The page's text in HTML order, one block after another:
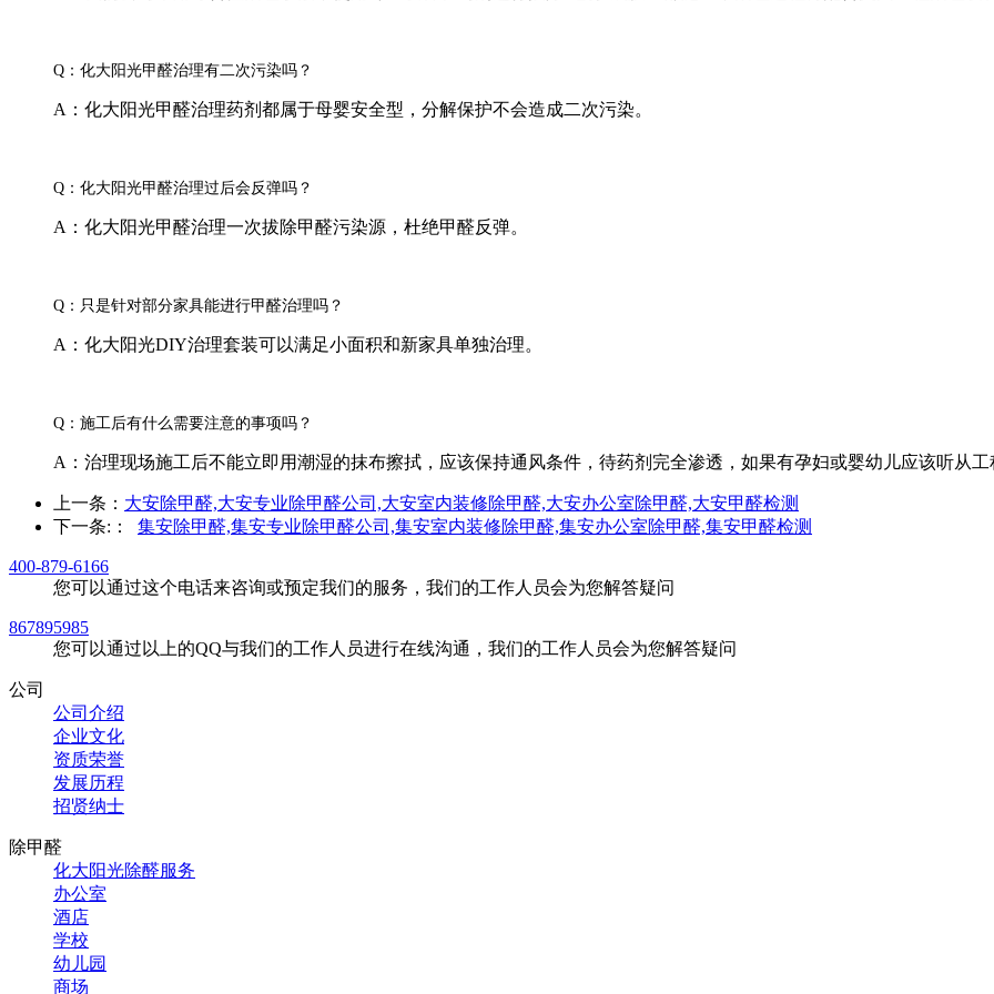
Q：化大阳光甲醛治理有二次污染吗？
A：化大阳光甲醛治理药剂都属于母婴安全型，分解保护不会造成二次污染。
Q：化大阳光甲醛治理过后会反弹吗？
A：化大阳光甲醛治理一次拔除甲醛污染源，杜绝甲醛反弹。
Q：只是针对部分家具能进行甲醛治理吗？
A：化大阳光DIY治理套装可以满足小面积和新家具单独治理。
Q：施工后有什么需要注意的事项吗？
A：治理现场施工后不能立即用潮湿的抹布擦拭，应该保持通风条件，待药剂完全渗透，如果有孕妇或婴幼儿应该听从工
上一条： 大安除甲醛,大安专业除甲醛公司,大安室内装修除甲醛,大安办公室除甲醛,大安甲醛检测
下一条: ： 集安除甲醛,集安专业除甲醛公司,集安室内装修除甲醛,集安办公室除甲醛,集安甲醛检测
400-879-6166
您可以通过这个电话来咨询或预定我们的服务，我们的工作人员会为您解答疑问
867895985
您可以通过以上的QQ与我们的工作人员进行在线沟通，我们的工作人员会为您解答疑问
公司
公司介绍
企业文化
资质荣誉
发展历程
招贤纳士
除甲醛
化大阳光除醛服务
办公室
酒店
学校
幼儿园
商场